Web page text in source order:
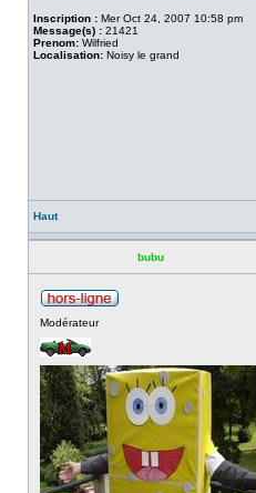
Inscription : Mer Oct 24, 2007 10:58 pm
Message(s) : 21421
Prenom: Wilfried
Localisation: Noisy le grand
Haut
bubu
Modérateur